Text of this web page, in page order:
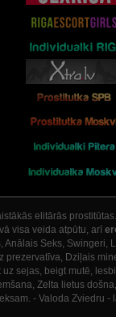
elitārās
visa veida atpūtu, arī
Anālais Seks, Swingeri,
prezervatīva, Dziļais
sejas, beigt mutē,
Zelta lietus
- Valoda Zviedru -